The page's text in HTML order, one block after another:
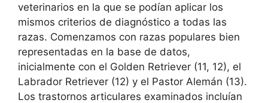
veterinarios en la que se podían aplicar los
mismos criterios de diagnóstico a todas las
razas. Comenzamos con razas populares bien
representadas en la base de datos,
inicialmente con el Golden Retriever (11, 12), el
Labrador Retriever (12) y el Pastor Alemán (13).
Los trastornos articulares examinados incluían